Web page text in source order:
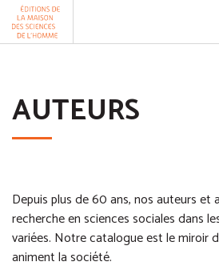
Aller au contenu
AUTEURS
Depuis plus de 60 ans, nos auteurs et
recherche en sciences sociales dans
variées. Notre catalogue est le miroir
animent la société.
Panneau de gestion des cookies